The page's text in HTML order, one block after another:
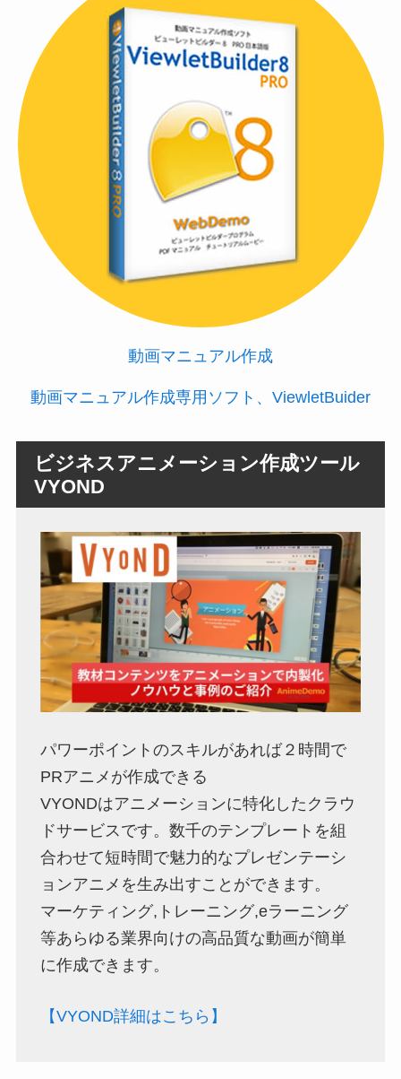
動画マニュアル作成
動画マニュアル作成専用ソフト、ViewletBuider
ビジネスアニメーション作成ツール
VYOND
パワーポイントのスキルがあれば２時間で
PRアニメが作成できる
VYONDはアニメーションに特化したクラウ
ドサービスです。数千のテンプレートを組
合わせて短時間で魅力的なプレゼンテーシ
ョンアニメを生み出すことができます。
マーケティング,トレーニング,eラーニング
等あらゆる業界向けの高品質な動画が簡単
に作成できます。
【VYOND詳細はこちら】